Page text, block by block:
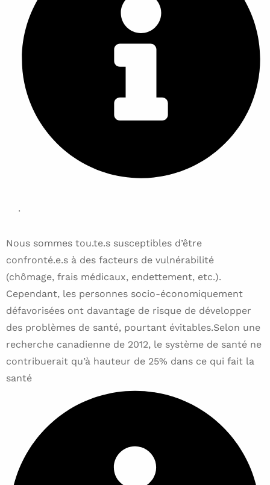
.
Nous sommes tou.te.s susceptibles d’être
confronté.e.s à des facteurs de vulnérabilité
(chômage, frais médicaux, endettement, etc.).
Cependant, les personnes socio-économiquement
défavorisées ont davantage de risque de développer
des problèmes de santé, pourtant évitables.Selon une
recherche canadienne de 2012, le système de santé ne
contribuerait qu’à hauteur de 25% dans ce qui fait la
santé